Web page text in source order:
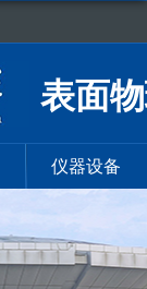
表面
仪器设备